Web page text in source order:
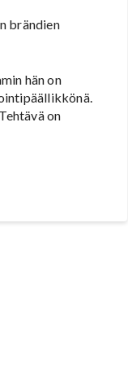
brändien
hän on
on